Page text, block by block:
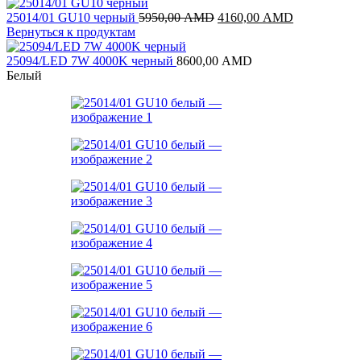
25014/01 GU10 черный 5950,00AMD Первоначальная
5950,00 AMD.
4160,00 AMD
Вернуться к продуктам
25094/LED 7W 4000K черный 8600,00 AMD
Белый